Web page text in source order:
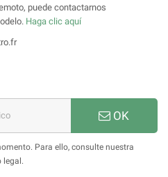
puede contactarnos
Haga clic aquí
OK
Para ello, consulte nuestra